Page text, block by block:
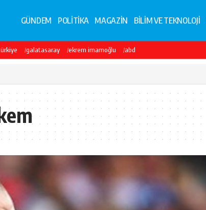
GÜNDEM POLİTİKA MAGAZİN BİLİM VE TEKNOLOJİ
galatasaray ekrem imamoğlu abd